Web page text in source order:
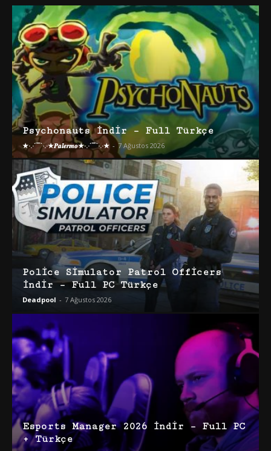
Psychonauts İndir – Full Türkçe
★·.·´¯`·.·★𝑷𝒂𝒍𝒆𝒓𝒎𝒐★·.·´¯`·.·★ - 7 Ağustos 2026
Police Simulator Patrol Officers
İndir – Full PC Türkçe
Deadpool - 7 Ağustos 2026
Esports Manager 2026 İndir – Full PC
+ Türkçe